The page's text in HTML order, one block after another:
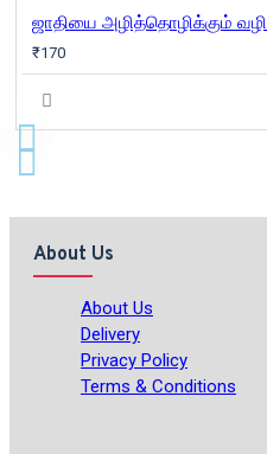
ஜாதியை அழித்தொழிக்கும் வழி
₹170
About Us
About Us
Delivery
Privacy Policy
Terms & Conditions